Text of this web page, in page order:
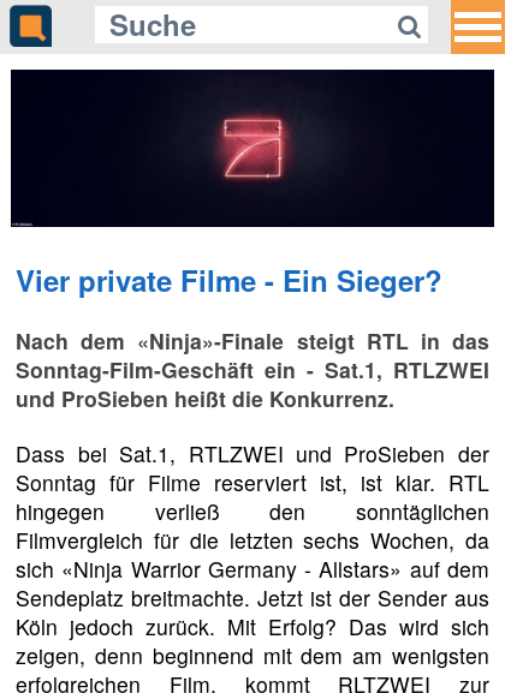
Vier private Filme - Ein Sieger?
Nach dem «Ninja»-Finale steigt RTL in das
Sonntag-Film-Geschäft ein - Sat.1, RTLZWEI
und ProSieben heißt die Konkurrenz.
Dass bei Sat.1, RTLZWEI und ProSieben der
Sonntag für Filme reserviert ist, ist klar. RTL
hingegen verließ den sonntäglichen
Filmvergleich für die letzten sechs Wochen, da
sich «Ninja Warrior Germany - Allstars» auf dem
Sendeplatz breitmachte. Jetzt ist der Sender aus
Köln jedoch zurück. Mit Erfolg? Das wird sich
zeigen, denn beginnend mit dem am wenigsten
erfolgreichen Film, kommt RLTZWEI zur